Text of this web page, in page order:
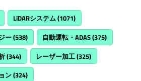
LiDARシステム(1071)
ー(538) 自動運転・ADAS(375)
(344) レーザー加工(325)
ン(324)